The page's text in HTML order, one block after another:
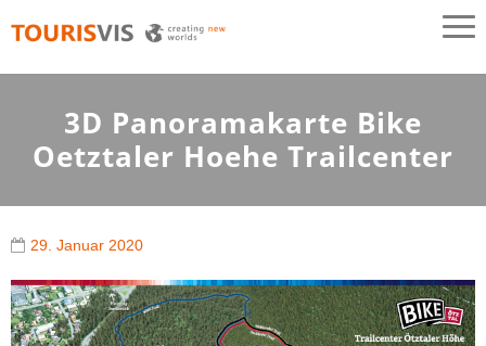
TOURISVIS
3D Panoramakarten aus Österreich
3D Panoramakarte Bike
Oetztaler Hoehe Trailcenter
29. Januar 2020